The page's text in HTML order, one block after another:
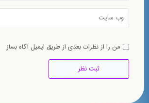
من را از نظرات بعدی از طریق ایمیل آگاه بساز